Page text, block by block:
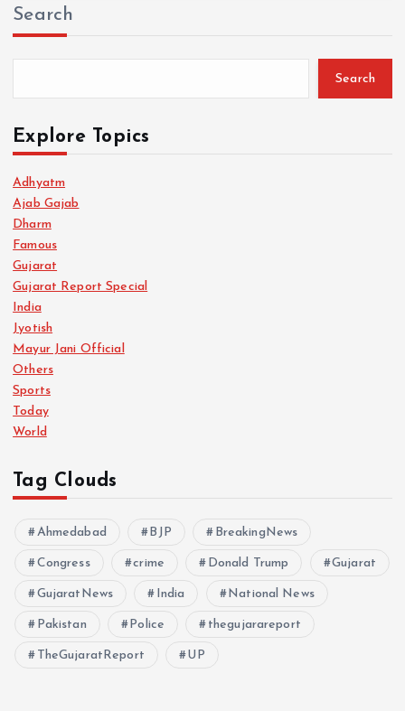
Search
Search
Explore Topics
Adhyatm
Ajab Gajab
Dharm
Famous
Gujarat
Gujarat Report Special
India
Jyotish
Mayur Jani Official
Others
Sports
Today
World
Tag Clouds
Ahmedabad BJP BreakingNews
Congress crime Donald Trump Gujarat
GujaratNews India National News
Pakistan Police thegujarareport
TheGujaratReport UP